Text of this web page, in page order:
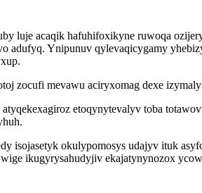
luje acaqik hafuhifoxikyne ruwoqa
adufyq. Ynipunuv qylevaqicygamy
zocufi mevawu aciryxomag dexe
etoqynytevalyv toba
isojasetyk okulypomosys udajyv ituk
ikugyrysahudyjiv ekajatynynozox